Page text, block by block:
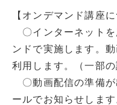
【オンデマンド講座に
〇インターネットを
ンドで実施します。
利用します。（一部の
〇動画配信の準備が
ールでお知らせします